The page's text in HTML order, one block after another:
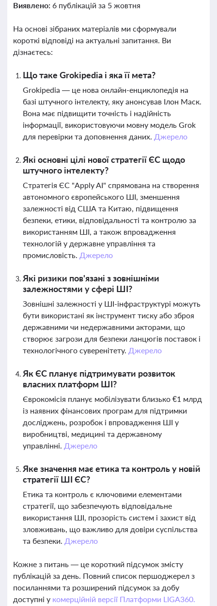
Виявлено: 6 публікацій за 5 жовтня
На основі зібраних матеріалів ми сформували
короткі відповіді на актуальні запитання. Ви
дізнаєтесь:
Що таке Grokipedia і яка її мета?
Grokipedia — це нова онлайн-енциклопедія на
базі штучного інтелекту, яку анонсував Ілон Маск.
Вона має підвищити точність і надійність
інформації, використовуючи мовну модель Grok
для перевірки та доповнення даних. Джерело
Які основні цілі нової стратегії ЄС щодо
штучного інтелекту?
Стратегія ЄС "Apply AI" спрямована на створення
автономного європейського ШІ, зменшення
залежності від США та Китаю, підвищення
безпеки, етики, відповідальності та контролю за
використанням ШІ, а також впровадження
технологій у державне управління та
промисловість. Джерело
Які ризики пов'язані з зовнішніми
залежностями у сфері ШІ?
Зовнішні залежності у ШІ-інфраструктурі можуть
бути використані як інструмент тиску або зброя
державними чи недержавними акторами, що
створює загрози для безпеки ланцюгів поставок і
технологічного суверенітету. Джерело
Як ЄС планує підтримувати розвиток
власних платформ ШІ?
Єврокомісія планує мобілізувати близько €1 млрд
із наявних фінансових програм для підтримки
досліджень, розробок і впровадження ШІ у
виробництві, медицині та державному
управлінні. Джерело
Яке значення має етика та контроль у новій
стратегії ШІ ЄС?
Етика та контроль є ключовими елементами
стратегії, що забезпечують відповідальне
використання ШІ, прозорість систем і захист від
зловживань, що важливо для довіри суспільства
та безпеки. Джерело
Кожне з питань — це короткий підсумок змісту
публікацій за день. Повний список першоджерел з
посиланнями та розширений підсумок за добу
доступні у комерційній версії Платформи LIGA360.